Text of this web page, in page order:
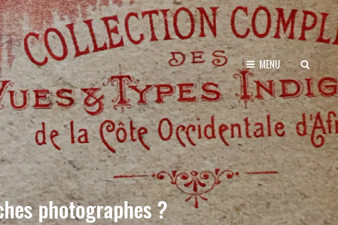
MENU SEARCH
photographes ?